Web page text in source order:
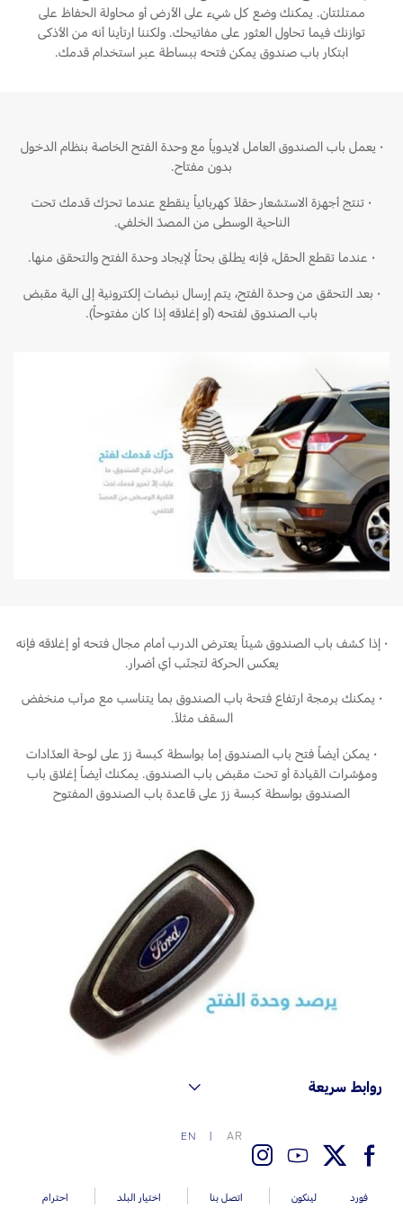
البحرين
العراق
الكويت
عمان
قطر
العربية
السعودية‬
الامارات
العربية
المتحدة
طلب سعر
إضافات
فورد بروتكت
خطة الخدمات الممتدة
خطة الخدمات الممتدة
إصلاح أضرار الحوادث
خدمة الفرامل
تغيير زيت
الضمان والتأمين
Ford Protect لمحة عامة عن
باقة الصيانة الفائقة
باقة الخدمة
باقة العناية الفائقة
دعم المزامنة
موتوركرافت
قطع مقلدة
ممتلئتان. يمكنك وضع كل شيء على الأرض أو محاولة الحفاظ على
توازنك فيما تحاول العثور على مفاتيحك. ولكننا ارتأينا أنه من الأذكى
ابتكار باب صندوق يمكن فتحه ببساطة عبر استخدام قدمك.
· يعمل باب الصندوق العامل لايدوياً مع وحدة الفتح الخاصة بنظام الدخول
بدون مفتاح.
· تنتج أجهزة الاستشعار حقلاً كهربائياً ينقطع عندما تحرّك قدمك تحت
الناحية الوسطى من المصدّ الخلفي.
· عندما تقطع الحقل، فإنه يطلق بحثاً لإيجاد وحدة الفتح والتحقق منها.
· بعد التحقق من وحدة الفتح، يتم إرسال نبضات إلكترونية إلى آلية مقبض
باب الصندوق لفتحه (أو إغلاقه إذا كان مفتوحاً).
· إذا كشف باب الصندوق شيئاً يعترض الدرب أمام مجال فتحه أو إغلاقه فإنه
يعكس الحركة لتجنّب أي أضرار.
· يمكنك برمجة ارتفاع فتحة باب الصندوق بما يتناسب مع مرآب منخفض
السقف مثلاً.
· يمكن أيضاً فتح باب الصندوق إما بواسطة كبسة زرّ على لوحة العدّادات
ومؤشرات القيادة أو تحت مقبض باب الصندوق. يمكنك أيضاً إغلاق باب
الصندوق بواسطة كبسة زرّ على قاعدة باب الصندوق المفتوح
AR
EN
فورد لينكون اتصل بنا اختيار البلد احترام
روابط سريعة